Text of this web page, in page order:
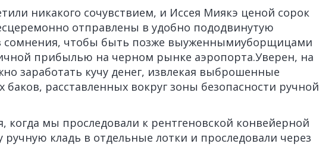
никакого сочувствием, и Иссея Миякэ ценой сорок
отправлены в удобно пододвинутую
сомнения, чтобы быть позже выуженнымиуборщицами
прибылью на черном рынке аэропорта.Уверен, на
заработать кучу денег, извлекая выброшенные
баков, расставленных вокруг зоны безопасности ручной
когда мы проследовали к рентгеновской конвейерной
кладь в отдельные лотки и проследовали через